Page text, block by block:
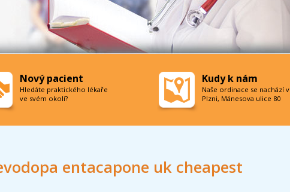
entacapone uk cheapest
Nový pacient
Hledáte praktického lékaře
ve svém okolí?
Kudy k nám
Naše ordinace se nachází v
Plzni, Mánesova ulice 80